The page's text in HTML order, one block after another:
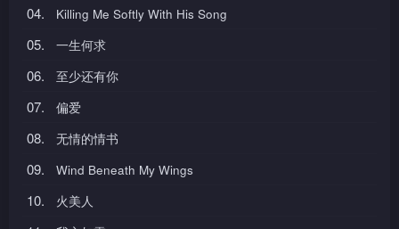
04. Killing Me Softly With His Song
05. 一生何求
06. 至少还有你
07. 偏爱
08. 无情的情书
09. Wind Beneath My Wings
10. 火美人